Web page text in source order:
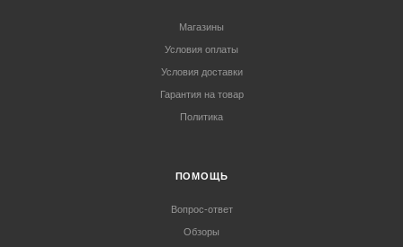
Магазины
Условия оплаты
Условия доставки
Гарантия на товар
Политика
ПОМОЩЬ
Вопрос-ответ
Обзоры